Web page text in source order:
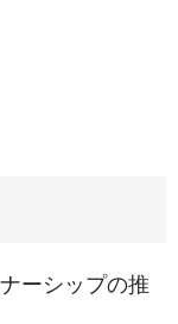
ーシップの推